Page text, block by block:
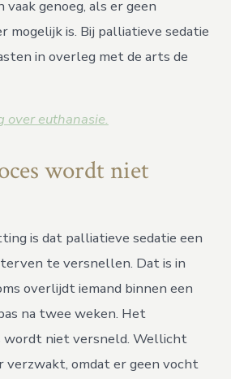
vaak genoeg, als er geen
mogelijk is. Bij palliatieve sedatie
in overleg met de arts de
over euthanasie.
wordt niet
is dat palliatieve sedatie een
te versnellen. Dat is in
overlijdt iemand binnen een
na twee weken. Het
wordt niet versneld. Wellicht
verzwakt, omdat er geen vocht